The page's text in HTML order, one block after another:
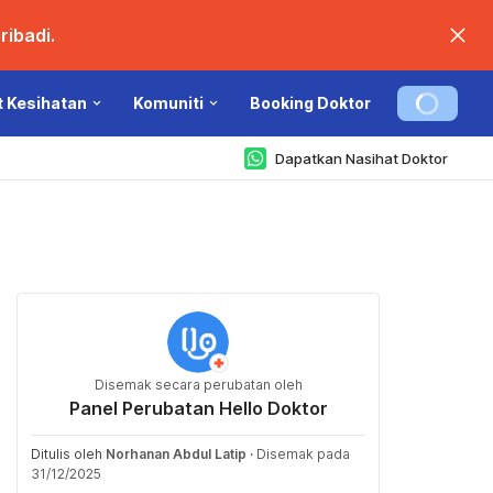
Kesihatan Komuniti Booking Doktor
Dapatkan Nasihat Doktor
Disemak secara perubatan oleh
Panel Perubatan Hello Doktor
Ditulis oleh Norhanan Abdul Latip · Disemak pada
31/12/2025